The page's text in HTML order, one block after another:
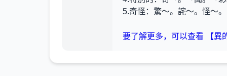
5.奇怪：驚～。詫～。怪～。
要了解更多，可以查看 【異